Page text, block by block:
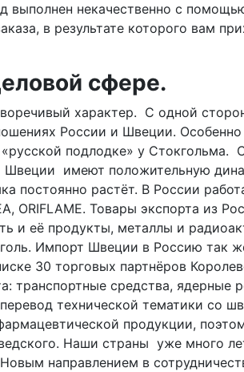
выполнен некачественно с
в результате которого вам
сфере.
характер. С одной
России и Швеции. Особенно
подлодке» у Стокгольма.
имеют положительную
постоянно растёт. В России
ORIFLAME. Товары экспорта из
и её продукты, металлы и
Импорт Швеции в Россию так
30 торговых партнёров
транспортные средства, ядерные
технической тематики со
продукции,
Наши страны уже много
направлением в